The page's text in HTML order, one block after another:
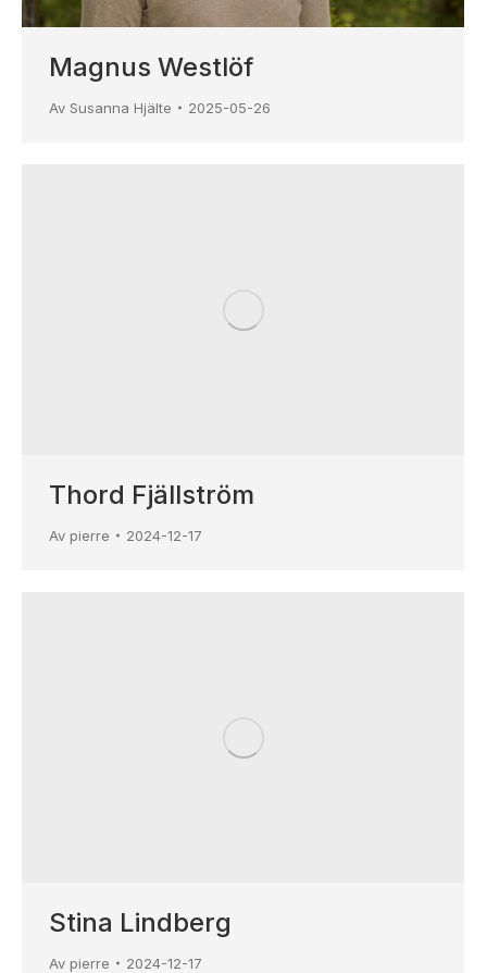
Magnus Westlöf
Av Susanna Hjälte 2025-05-26
Thord Fjällström
Av pierre 2024-12-17
Stina Lindberg
Av pierre 2024-12-17